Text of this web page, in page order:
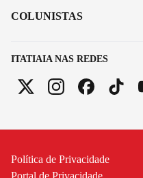
ITATIAIA NAS REDES
COLUNISTAS
Política de Privacidade
Portal de Privacidade